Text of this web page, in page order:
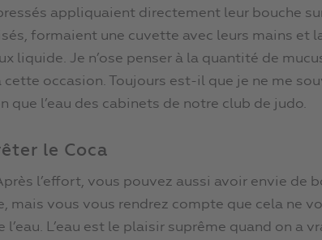
appliquaient directement leur bouche
formaient une cuvette avec leurs mains et
liquide. Je n’ose penser à la quantité de
cette occasion. Toujours est-il que je ne me
que l’eau des cabinets de notre club de judo.
le Coca
l’effort, vous pouvez aussi avoir envie de
mais vous vous rendrez compte que cela ne
l’eau. L’eau est le plaisir suprême quand on a